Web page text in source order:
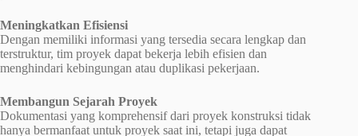
Meningkatkan Efisiensi
Dengan memiliki informasi yang tersedia secara lengkap dan
terstruktur, tim proyek dapat bekerja lebih efisien dan
menghindari kebingungan atau duplikasi pekerjaan.
Membangun Sejarah Proyek
Dokumentasi yang komprehensif dari proyek konstruksi tidak
hanya bermanfaat untuk proyek saat ini, tetapi juga dapat